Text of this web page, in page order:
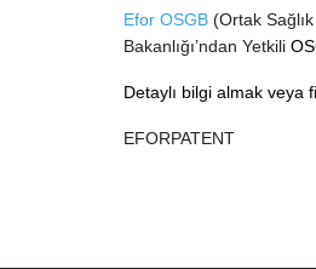
Efor OSGB (Ortak
Bakanlığı’ndan Yetkili
Detaylı bilgi almak veya
EFORPATENT